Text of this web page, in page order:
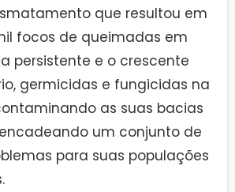
que resultou em
focos de queimadas em
persistente e o crescente
germicidas e fungicidas na
as suas bacias
um conjunto de
para suas populações